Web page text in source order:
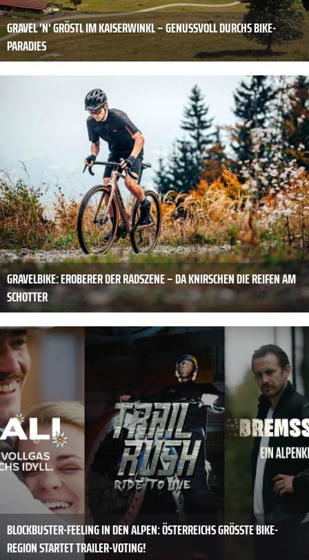
GRAVEL 'N' GRÖSTL IM KAISERWINKL – GENUSSVOLL DURCHS BIKE-
PARADIES
GRAVELBIKE: EROBERER DER RADSZENE – DA KNIRSCHEN DIE REIFEN AM
SCHOTTER
BLOCKBUSTER-FEELING IN DEN ALPEN: ÖSTERREICHS GRÖSSTE BIKE-R
EGION STARTET TRAILER-VOTING!